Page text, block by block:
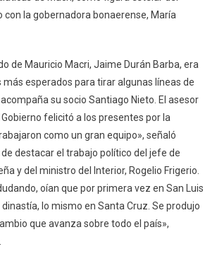
con la gobernadora bonaerense, María
de Mauricio Macri, Jaime Durán Barba, era
más esperados para tirar algunas líneas de
su socio Santiago Nieto. El asesor
felicitó a los presentes por la
como un gran equipo», señaló
destacar el trabajo político del jefe de
y del ministro del Interior, Rogelio Frigerio.
oían que por primera vez en San Luis
lo mismo en Santa Cruz. Se produjo
que avanza sobre todo el país»,